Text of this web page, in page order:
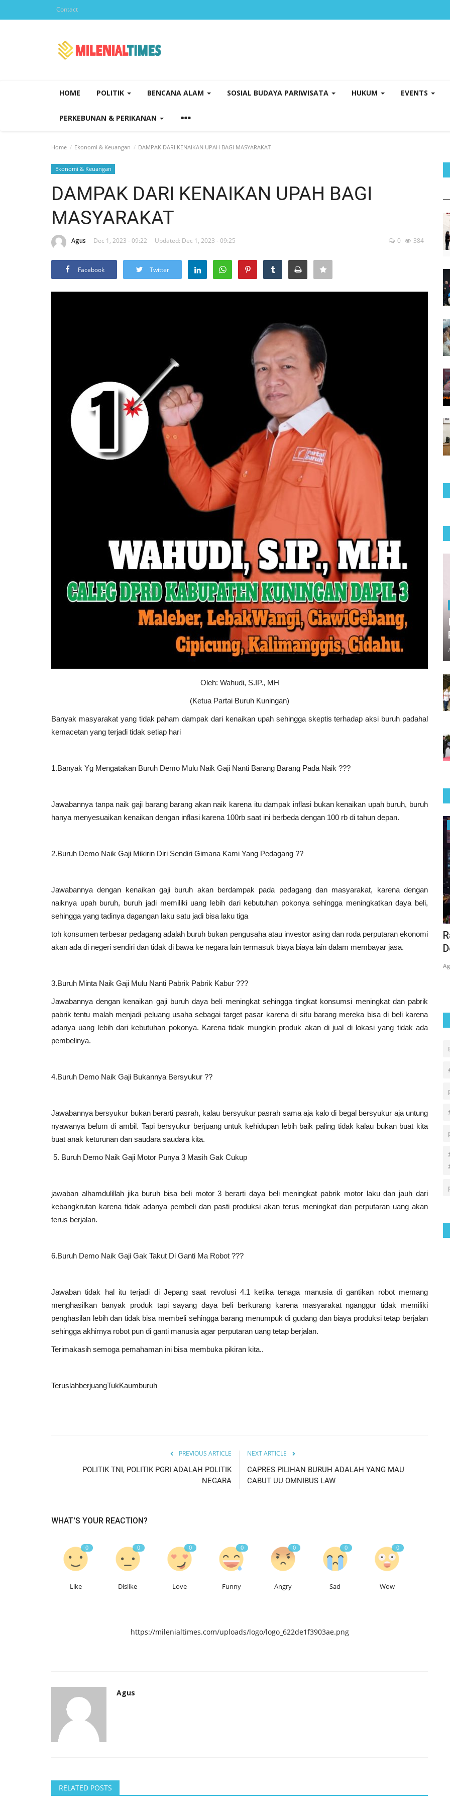
Contact
HOME POLITIK BENCANA ALAM SOSIAL BUDAYA PARIWISATA HUKUM EVENTS
PERKEBUNAN & PERIKANAN
Home Ekonomi & Keuangan DAMPAK DARI KENAIKAN UPAH BAGI MASYARAKAT
Ekonomi & Keuangan
DAMPAK DARI KENAIKAN UPAH BAGI
MASYARAKAT
Agus Dec 1, 2023 - 09:22 Updated: Dec 1, 2023 - 09:25 0 384
Facebook Twitter
Oleh: Wahudi, S.IP., MH
(Ketua Partai Buruh Kuningan)
Banyak masyarakat yang tidak paham dampak dari kenaikan upah sehingga skeptis terhadap aksi buruh padahal
kemacetan yang terjadi tidak setiap hari
1.Banyak Yg Mengatakan Buruh Demo Mulu Naik Gaji Nanti Barang Barang Pada Naik ???
Jawabannya tanpa naik gaji barang barang akan naik karena itu dampak inflasi bukan kenaikan upah buruh, buruh
hanya menyesuaikan kenaikan dengan inflasi karena 100rb saat ini berbeda dengan 100 rb di tahun depan.
2.Buruh Demo Naik Gaji Mikirin Diri Sendiri Gimana Kami Yang Pedagang ??
Jawabannya dengan kenaikan gaji buruh akan berdampak pada pedagang dan masyarakat, karena dengan
naiknya upah buruh, buruh jadi memiliki uang lebih dari kebutuhan pokonya sehingga meningkatkan daya beli,
sehingga yang tadinya dagangan laku satu jadi bisa laku tiga
toh konsumen terbesar pedagang adalah buruh bukan pengusaha atau investor asing dan roda perputaran ekonomi
akan ada di negeri sendiri dan tidak di bawa ke negara lain termasuk biaya biaya lain dalam membayar jasa.
3.Buruh Minta Naik Gaji Mulu Nanti Pabrik Pabrik Kabur ???
Jawabannya dengan kenaikan gaji buruh daya beli meningkat sehingga tingkat konsumsi meningkat dan pabrik
pabrik tentu malah menjadi peluang usaha sebagai target pasar karena di situ barang mereka bisa di beli karena
adanya uang lebih dari kebutuhan pokonya. Karena tidak mungkin produk akan di jual di lokasi yang tidak ada
pembelinya.
4.Buruh Demo Naik Gaji Bukannya Bersyukur ??
Jawabannya bersyukur bukan berarti pasrah, kalau bersyukur pasrah sama aja kalo di begal bersyukur aja untung
nyawanya belum di ambil. Tapi bersyukur berjuang untuk kehidupan lebih baik paling tidak kalau bukan buat kita
buat anak keturunan dan saudara saudara kita.
5. Buruh Demo Naik Gaji Motor Punya 3 Masih Gak Cukup
jawaban alhamdulillah jika buruh bisa beli motor 3 berarti daya beli meningkat pabrik motor laku dan jauh dari
kebangkrutan karena tidak adanya pembeli dan pasti produksi akan terus meningkat dan perputaran uang akan
terus berjalan.
6.Buruh Demo Naik Gaji Gak Takut Di Ganti Ma Robot ???
Jawaban tidak hal itu terjadi di Jepang saat revolusi 4.1 ketika tenaga manusia di gantikan robot memang
menghasilkan banyak produk tapi sayang daya beli berkurang karena masyarakat nganggur tidak memiliki
penghasilan lebih dan tidak bisa membeli sehingga barang menumpuk di gudang dan biaya produksi tetap berjalan
sehingga akhirnya robot pun di ganti manusia agar perputaran uang tetap berjalan.
Terimakasih semoga pemahaman ini bisa membuka pikiran kita..
TeruslahberjuangTukKaumburuh
PREVIOUS ARTICLE
POLITIK TNI, POLITIK PGRI ADALAH POLITIK
NEGARA
NEXT ARTICLE
CAPRES PILIHAN BURUH ADALAH YANG MAU
CABUT UU OMNIBUS LAW
WHAT'S YOUR REACTION?
0
Like
0
Dislike
0
Love
0
Funny
0
Angry
0
Sad
0
Wow
https://milenialtimes.com/uploads/logo/logo_622de1f3903ae.png
Agus
RELATED POSTS
Max Havelaar Is Real: Mengapa
Kelakuan Pejabat Abad ke-19...
PEKAN CERIA SANGKANURIP: SINERGI
UKM HTQ UIN SIBER, KAMPUNG...